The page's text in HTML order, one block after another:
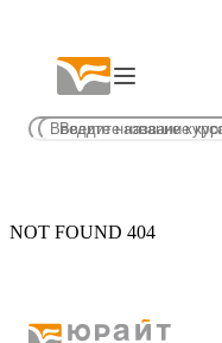
NOT FOUND 404